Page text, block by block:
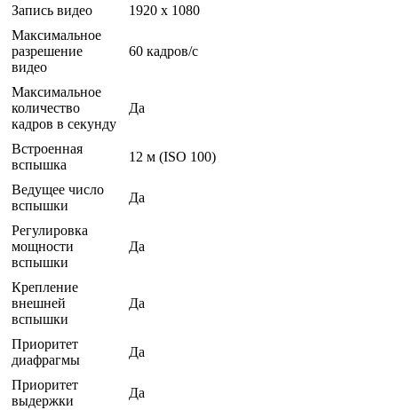
Запись видео
1920 x 1080
Максимальное
разрешение
видео
60 кадров/с
Максимальное
количество
кадров в секунду
Да
Встроенная
вспышка
12 м (ISO 100)
Ведущее число
вспышки
Да
Регулировка
мощности
вспышки
Да
Крепление
внешней
вспышки
Да
Приоритет
диафрагмы
Да
Приоритет
выдержки
Да